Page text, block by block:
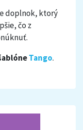
doplnok, ktorý
čo z
Tango.